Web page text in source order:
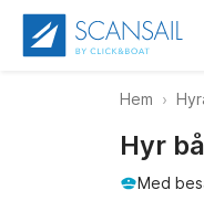
Hem
Hyr
Med